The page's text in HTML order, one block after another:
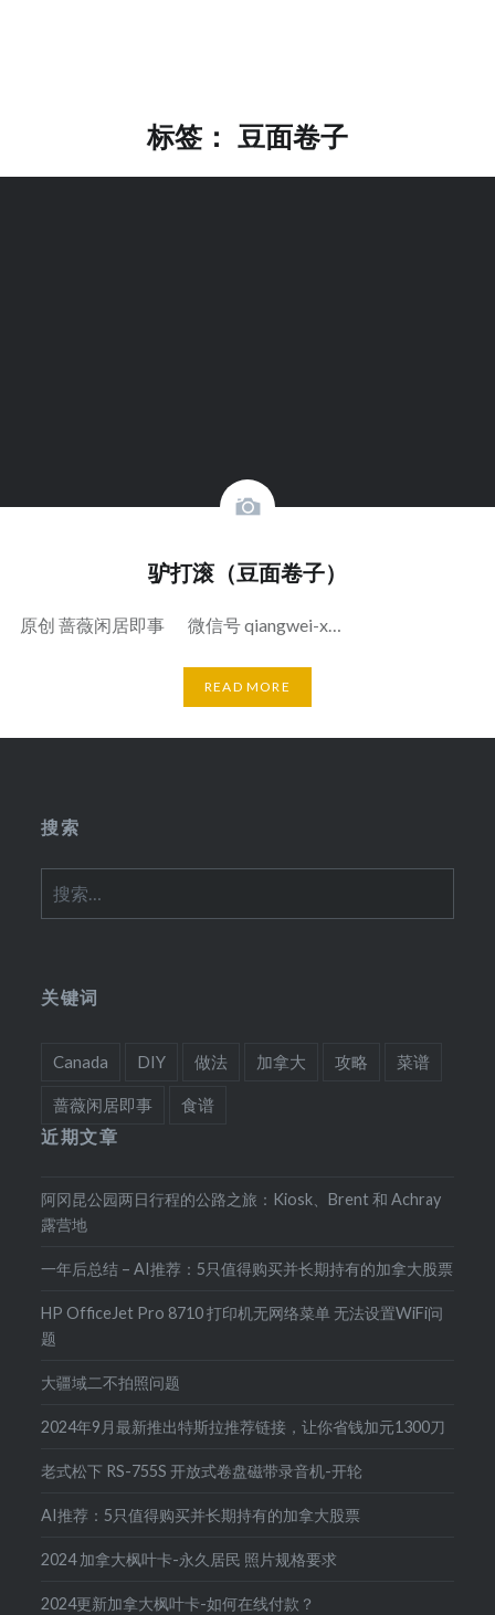
标签： 豆面卷子
驴打滚（豆面卷子）
原创 蔷薇闲居即事 微信号 qiangwei-x…
READ MORE
搜索
索：
关键词
Canada DIY 做法 加拿大 攻略 菜谱
蔷薇闲居即事 食谱
近期文章
阿冈昆公园两日行程的公路之旅：Kiosk、Brent 和 Achray
露营地
一年后总结 – AI推荐：5只值得购买并长期持有的加拿大股票
HP OfficeJet Pro 8710 打印机无网络菜单 无法设置WiFi问
题
大疆域二不拍照问题
2024年9月最新推出特斯拉推荐链接，让你省钱加元1300刀
老式松下 RS-755S 开放式卷盘磁带录音机-开轮
AI推荐：5只值得购买并长期持有的加拿大股票
2024 加拿大枫叶卡-永久居民 照片规格要求
2024更新加拿大枫叶卡-如何在线付款？